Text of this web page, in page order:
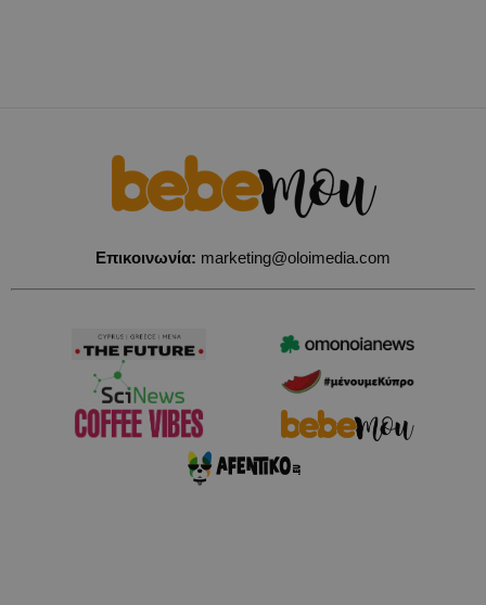
Επικοινωνία: marketing@oloimedia.com